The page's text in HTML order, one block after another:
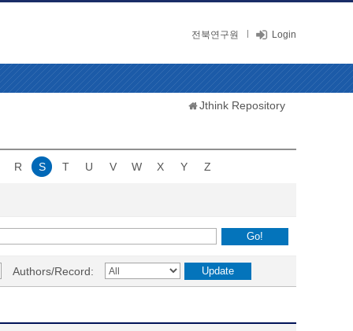
전북연구원 Login
Jthink Repository
R S T U V W X Y Z
Authors/Record: